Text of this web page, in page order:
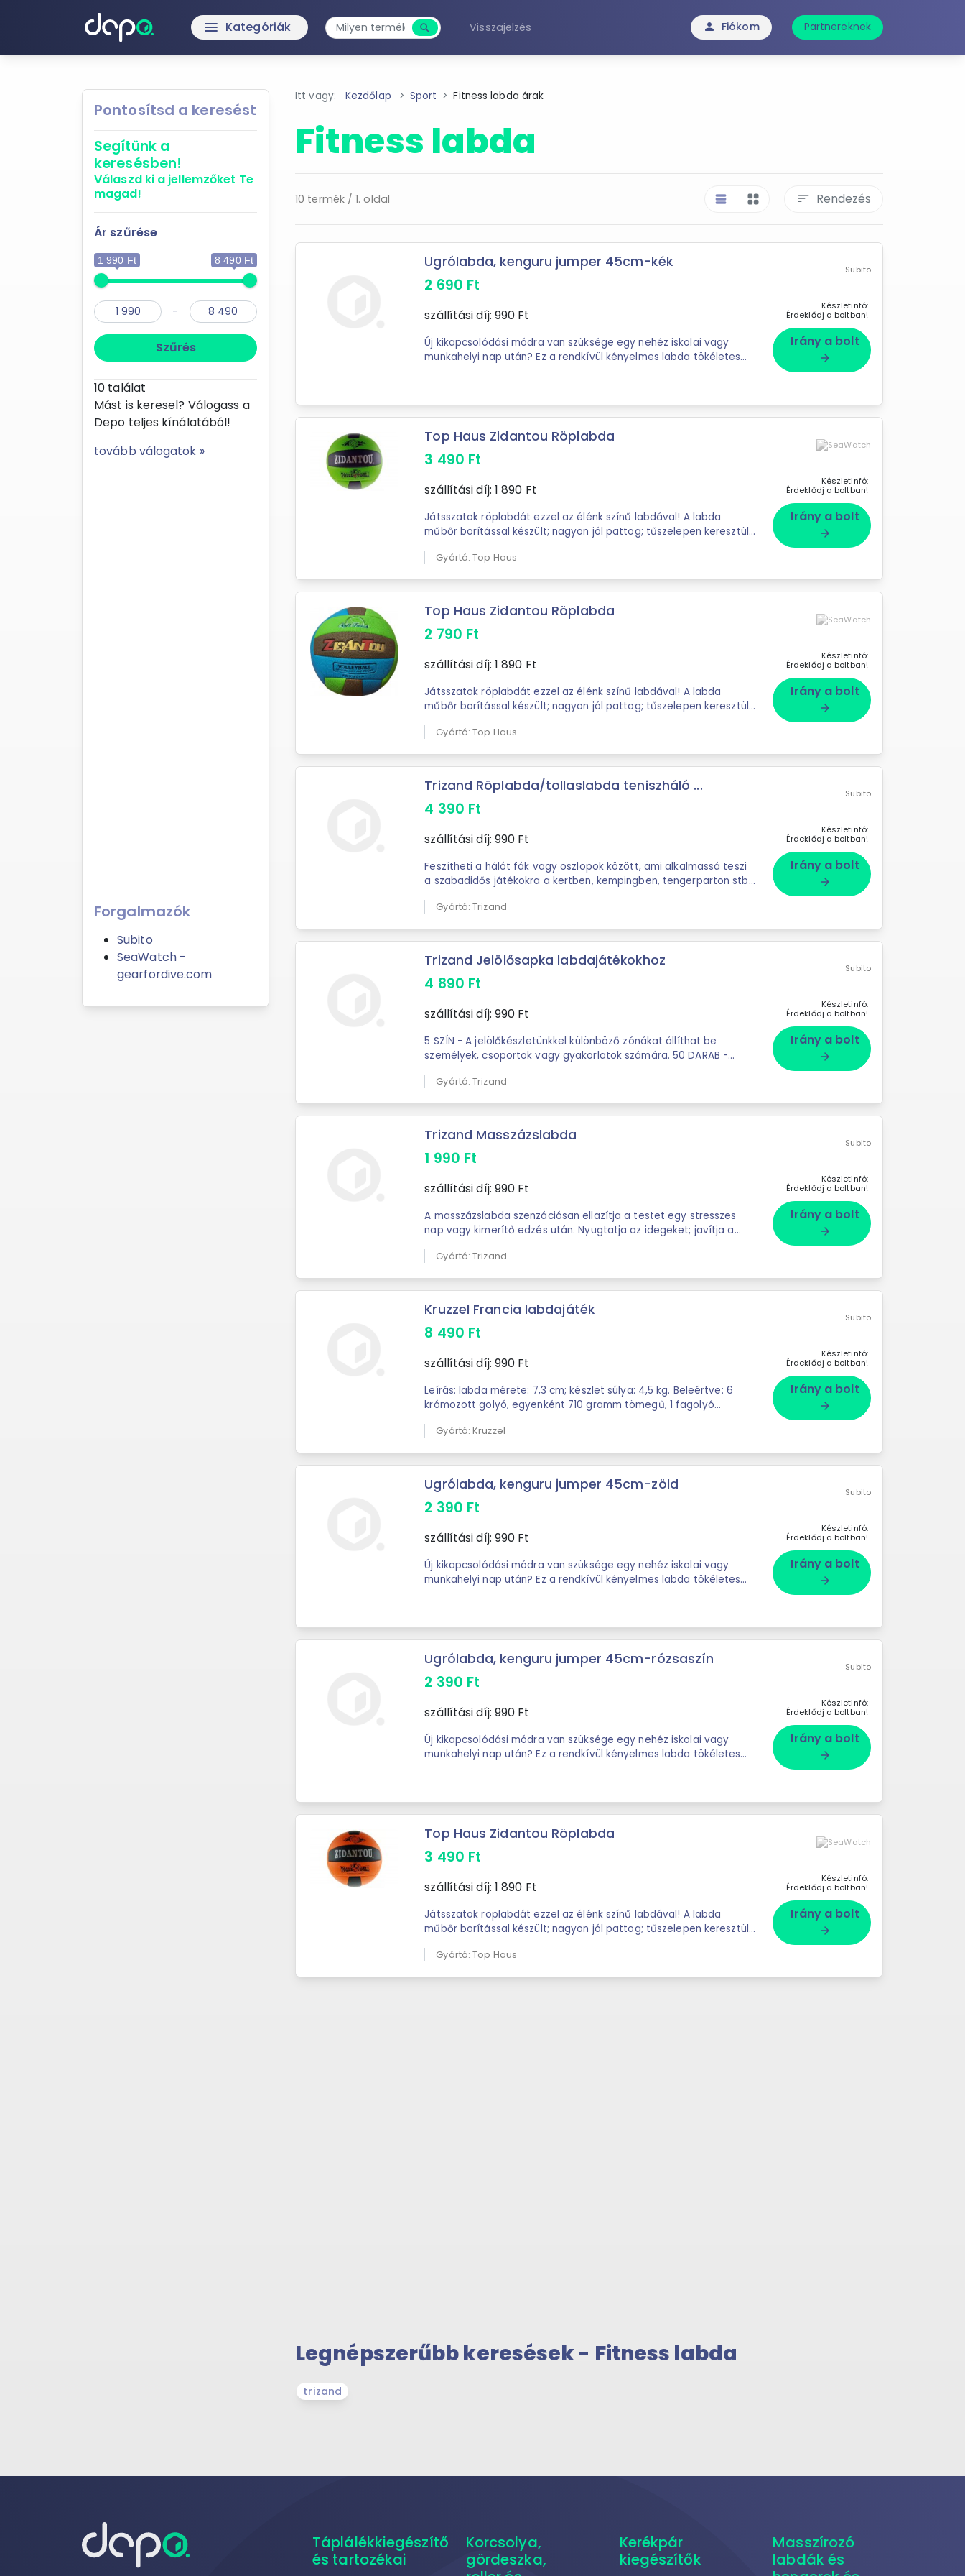
menu Kategóriák search
Keresés
Visszajelzés person Fiókom Partnereknek
Pontosítsd a keresést
Segítünk a
keresésben!
Válaszd ki a jellemzőket Te
magad!
Ár szűrése
1 990 Ft 8 490 Ft
-
Szűrés
10 találat
Mást is keresel? Válogass a
Depo teljes kínálatából!
tovább válogatok »
Forgalmazók
Subito
SeaWatch -
gearfordive.com
Itt vagy: Kezdőlap Sport Fitness labda árak
Fitness labda
10 termék / 1. oldal table_rows grid_view sort Rendezés
Ugrólabda, kenguru jumper 45cm-kék
2 690 Ft
szállítási díj: 990 Ft
Új kikapcsolódási módra van szüksége egy nehéz iskolai vagy
munkahelyi nap után? Ez a rendkívül kényelmes labda tökéletes
Subito
Készletinfó:
Érdeklődj a boltban!
Irány a bolt
arrow_forward
Top Haus Zidantou Röplabda
3 490 Ft
szállítási díj: 1 890 Ft
Játsszatok röplabdát ezzel az élénk színű labdával! A labda
műbőr borítással készült; nagyon jól pattog; tűszelepen keresztül
Gyártó: Top Haus
Készletinfó:
Érdeklődj a boltban!
Irány a bolt
arrow_forward
Top Haus Zidantou Röplabda
2 790 Ft
szállítási díj: 1 890 Ft
Játsszatok röplabdát ezzel az élénk színű labdával! A labda
műbőr borítással készült; nagyon jól pattog; tűszelepen keresztül
Gyártó: Top Haus
Készletinfó:
Érdeklődj a boltban!
Irány a bolt
arrow_forward
Trizand Röplabda/tollaslabda teniszháló ...
4 390 Ft
szállítási díj: 990 Ft
Feszítheti a hálót fák vagy oszlopok között, ami alkalmassá teszi
a szabadidős játékokra a kertben, kempingben, tengerparton stb.
Gyártó: Trizand
Subito
Készletinfó:
Érdeklődj a boltban!
Irány a bolt
arrow_forward
Trizand Jelölősapka labdajátékokhoz
4 890 Ft
szállítási díj: 990 Ft
5 SZÍN - A jelölőkészletünkkel különböző zónákat állíthat be
személyek, csoportok vagy gyakorlatok számára. 50 DARAB -
Gyártó: Trizand
Subito
Készletinfó:
Érdeklődj a boltban!
Irány a bolt
arrow_forward
Trizand Masszázslabda
1 990 Ft
szállítási díj: 990 Ft
A masszázslabda szenzációsan ellazítja a testet egy stresszes
nap vagy kimerítő edzés után. Nyugtatja az idegeket; javítja a
Gyártó: Trizand
Subito
Készletinfó:
Érdeklődj a boltban!
Irány a bolt
arrow_forward
Kruzzel Francia labdajáték
8 490 Ft
szállítási díj: 990 Ft
Leírás: labda mérete: 7,3 cm; készlet súlya: 4,5 kg. Beleértve: 6
krómozott golyó, egyenként 710 gramm tömegű, 1 fagolyó
Gyártó: Kruzzel
Subito
Készletinfó:
Érdeklődj a boltban!
Irány a bolt
arrow_forward
Ugrólabda, kenguru jumper 45cm-zöld
2 390 Ft
szállítási díj: 990 Ft
Új kikapcsolódási módra van szüksége egy nehéz iskolai vagy
munkahelyi nap után? Ez a rendkívül kényelmes labda tökéletes
Subito
Készletinfó:
Érdeklődj a boltban!
Irány a bolt
arrow_forward
Ugrólabda, kenguru jumper 45cm-rózsaszín
2 390 Ft
szállítási díj: 990 Ft
Új kikapcsolódási módra van szüksége egy nehéz iskolai vagy
munkahelyi nap után? Ez a rendkívül kényelmes labda tökéletes
Subito
Készletinfó:
Érdeklődj a boltban!
Irány a bolt
arrow_forward
Top Haus Zidantou Röplabda
3 490 Ft
szállítási díj: 1 890 Ft
Játsszatok röplabdát ezzel az élénk színű labdával! A labda
műbőr borítással készült; nagyon jól pattog; tűszelepen keresztül
Gyártó: Top Haus
Készletinfó:
Érdeklődj a boltban!
Irány a bolt
arrow_forward
Legnépszerűbb keresések - Fitness labda
trizand
Táplálékkiegészítő
és tartozékai
Korcsolya,
gördeszka,
Kerékpár
kiegészítők
Masszírozó
labdák és